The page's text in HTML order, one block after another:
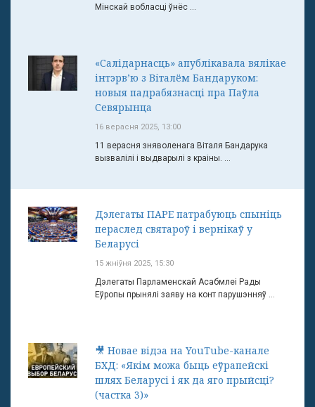
Мінскай вобласці ўнёс ...
«Салідарнасць» апублікавала вялікае
інтэрв’ю з Віталём Бандаруком:
новыя падрабязнасці пра Паўла
Севярынца
16 верасня 2025, 13:00
11 верасня зняволенага Віталя Бандарука
вызвалілі і выдварылі з краіны. ...
Дэлегаты ПАРЕ патрабуюць спыніць
пераслед святароў і вернікаў у
Беларусі
15 жніўня 2025, 15:30
Дэлегаты Парламенскай Асабмлеі Рады
Еўропы прынялі заяву на конт парушэнняў ...
🎥 Новае відэа на YouTube-канале
БХД: «Якім можа быць еўрапейскі
шлях Беларусі і як да яго прыйсці?
(частка 3)»